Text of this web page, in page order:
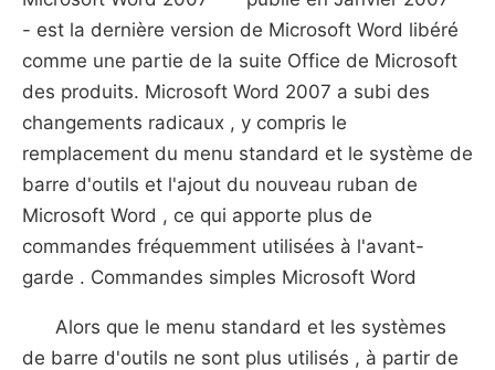
- est la dernière version de Microsoft Word libéré
comme une partie de la suite Office de Microsoft
des produits. Microsoft Word 2007 a ​​subi des
changements radicaux , y compris le
remplacement du menu standard et le système de
barre d'outils et l'ajout du nouveau ruban de
Microsoft Word , ce qui apporte plus de
commandes fréquemment utilisées à l'avant-
garde . Commandes simples Microsoft Word
Alors que le menu standard et les systèmes
de barre d'outils ne sont plus utilisés , à partir de